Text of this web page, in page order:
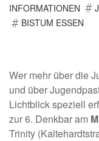
INFORMATIONEN
BISTUM ESSEN
Wer mehr über die
und über
Lichtblick speziell
zur 6. Denkbar am
Trinity